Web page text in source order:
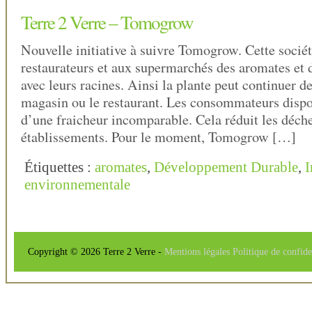
Terre 2 Verre – Tomogrow
Nouvelle initiative à suivre Tomogrow. Cette
restaurateurs et aux supermarchés des aromates et
avec leurs racines. Ainsi la plante peut continuer
magasin ou le restaurant. Les consommateurs
d’une fraicheur incomparable. Cela réduit les
établissements. Pour le moment, Tomogrow […]
Étiquettes : aromates, Développement Durable,
environnementale
Copyright © 2026 Terre 2 Verre - Mentions légales Politique de